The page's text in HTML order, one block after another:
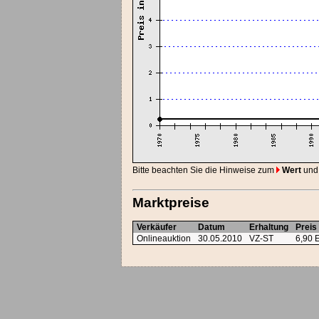
Bitte beachten Sie die Hinweise zum Wert
Marktpreise
Verkäufer Datum Erhaltung
Preis
Onlineauktion
30.05.2010 VZ-ST 6,90